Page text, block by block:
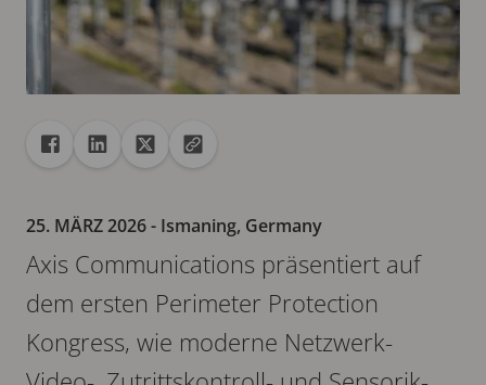
Freigabe
Teilen auf Facebook
Teilen auf Linkedin
Teilen auf XURL in die Zwischenablage kopieren
25. MÄRZ 2026- Ismaning, Germany
Axis Communications präsentiert auf
dem ersten Perimeter Protection
Kongress, wie moderne Netzwerk-